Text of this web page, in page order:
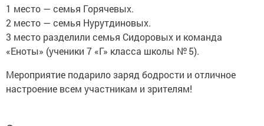
1 место — семья Горячевых.
2 место — семья Нурутдиновых.
3 место разделили семья Сидоровых и команда
«Еноты» (ученики 7 «Г» класса школы № 5).
Мероприятие подарило заряд бодрости и отличное
настроение всем участникам и зрителям!